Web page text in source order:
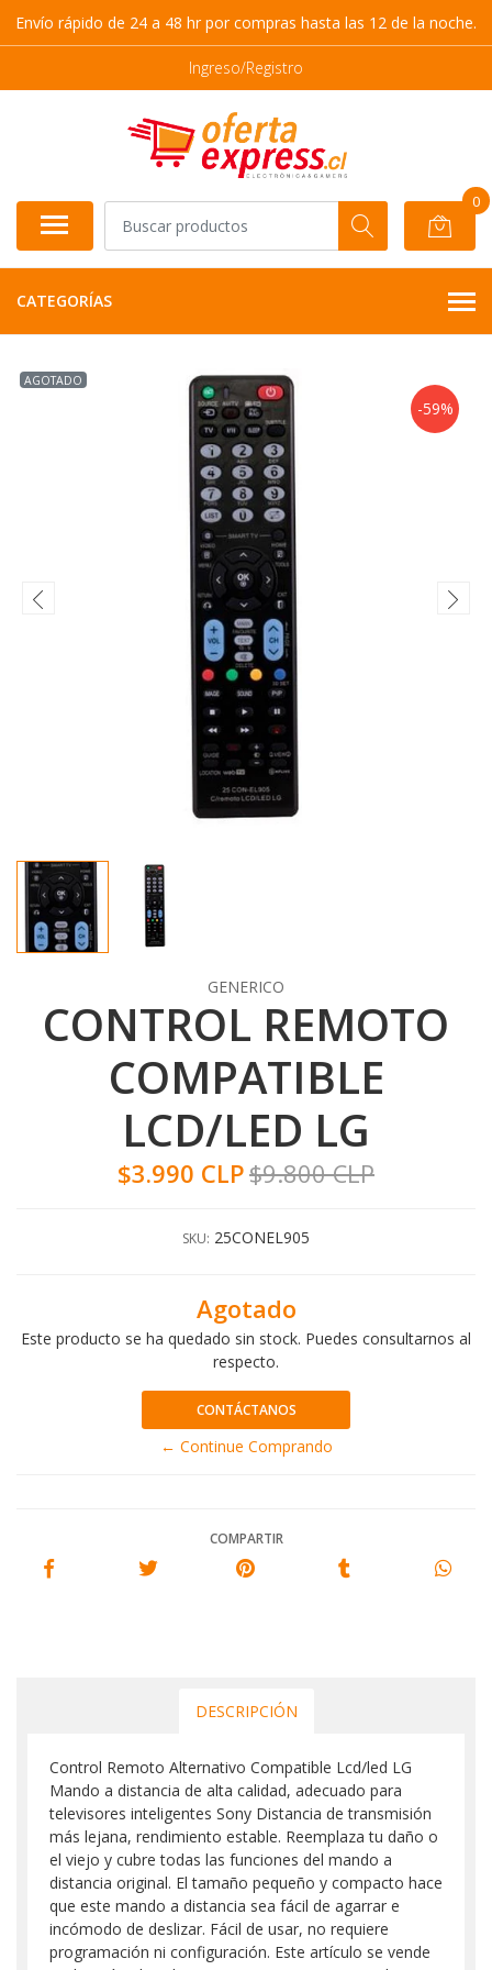
Envío rápido de 24 a 48 hr por compras hasta las 12 de la noche.
Ingreso/Registro
0
CATEGORÍAS
AGOTADO
-59%
GENERICO
CONTROL REMOTO
COMPATIBLE
LCD/LED LG
$3.990 CLP$9.800 CLP
SKU: 25CONEL905
Agotado
Este producto se ha quedado sin stock. Puedes consultarnos al
respecto.
CONTÁCTANOS
← Continue Comprando
COMPARTIR
DESCRIPCIÓN
Control Remoto Alternativo Compatible Lcd/led LG
Mando a distancia de alta calidad, adecuado para
televisores inteligentes Sony Distancia de transmisión
más lejana, rendimiento estable. Reemplaza tu daño o
el viejo y cubre todas las funciones del mando a
distancia original. El tamaño pequeño y compacto hace
que este mando a distancia sea fácil de agarrar e
incómodo de deslizar. Fácil de usar, no requiere
programación ni configuración. Este artículo se vende